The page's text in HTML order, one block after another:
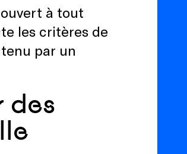
ouvert à tout
les critères de
par un
des